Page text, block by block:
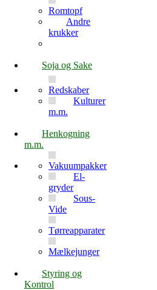
Romtopf
Andre
krukker
Soja og Sake
Redskaber
Kulturer
m.m.
Henkogning
m.m.
Vakuumpakker
El-
gryder
Sous-
Vide
Tørreapparater
Mælkejunger
Styring og
Kontrol